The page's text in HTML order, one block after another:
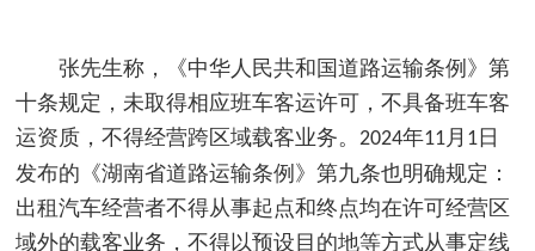
张先生称，《中华人民共和国道路运输条例》第
十条规定，未取得相应班车客运许可，不具备班车客
运资质，不得经营跨区域载客业务。 2024年11 月 1日
发布的《湖南省道路运输条例》第九条也明确规定：
出租汽车经营者不得从事起点和终点均在许可经营区
域外的载客业务，不得以预设目的地等方式从事定线